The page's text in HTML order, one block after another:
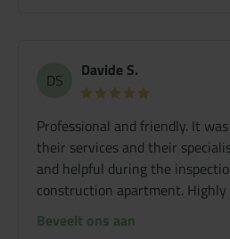
DS Davide S.
Professional and friendly. It
their services and their
and helpful during the
construction apartment. Highly
Beveelt ons aan